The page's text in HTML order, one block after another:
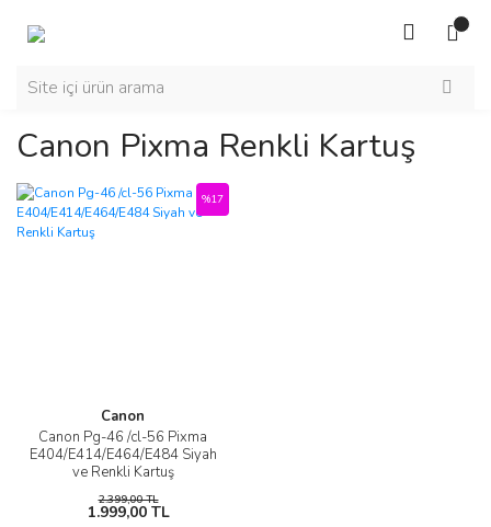
Canon Pixma Renkli Kartuş
Canon
Canon Pg-46 /cl-56 Pixma
E404/E414/E464/E484 Siyah
ve Renkli Kartuş
%17
2.399,00 TL
1.999,00 TL